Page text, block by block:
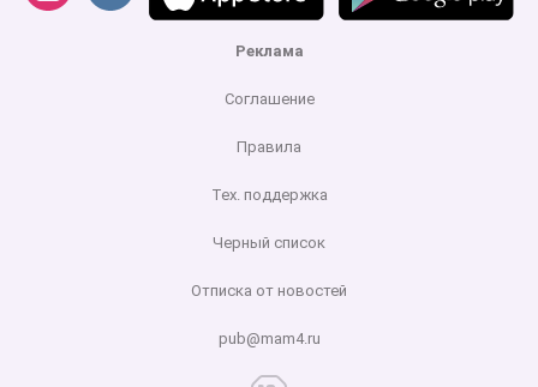
Реклама
Соглашение
Правила
Тех. поддержка
Черный список
Отписка от новостей
pub@mam4.ru